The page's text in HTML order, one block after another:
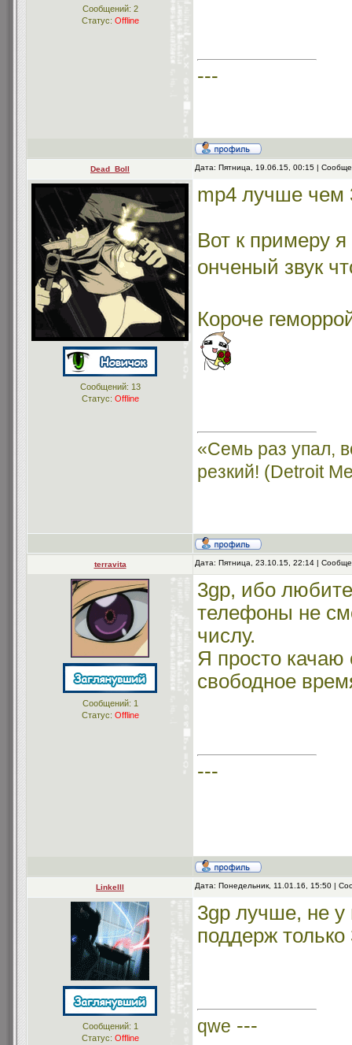
Сообщений: 2
Статус: Offline
---
Dead_Boll Дата: Пятница, 19.06.15, 00:15 |
Сообщений: 13
Статус: Offline
mp4 лучше чем
Вот к примеру
онченый звук
Короче
«Семь раз упал,
резкий! (Detroit
terravita Дата: Пятница, 23.10.15, 22:14 |
Сообщений: 1
Статус: Offline
3gp, ибо
телефоны не
числу.
Я просто
свободное
---
Linkelll Дата: Понедельник, 11.01.16, 15:50 |
Сообщений: 1
Статус: Offline
3gp лучше, не
поддерж только
qwe ---